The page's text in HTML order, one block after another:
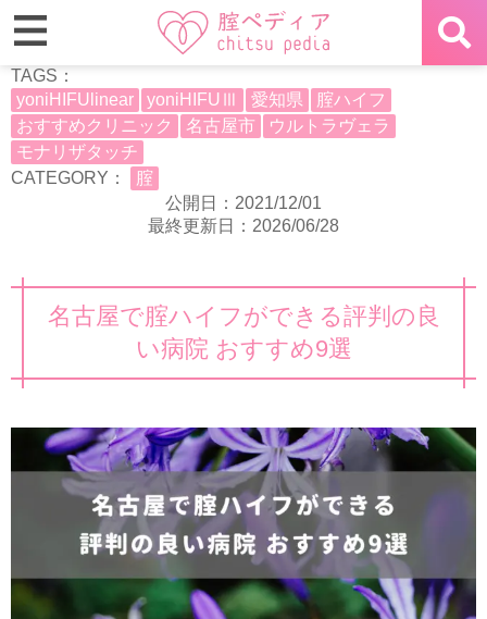
TAGS：
yoniHIFUlinear
yoniHIFUⅢ 愛知県
腟ハイフ
おすすめクリニック
名古屋市
ウルトラヴェラ
モナリザタッチ
CATEGORY：
腟
公開日：2021/12/01
最終更新日：2026/06/28
名古屋で腟ハイフができる評判の良
い病院 おすすめ9選